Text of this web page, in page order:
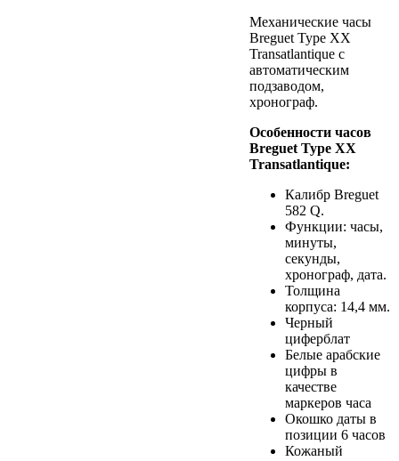
Механические часы
Breguet Type XX
Transatlantique с
автоматическим
подзаводом,
хронограф.
Особенности часов
Breguet Type XX
Transatlantique:
Калибр Breguet
582 Q.
Функции: часы,
минуты,
секунды,
хронограф, дата.
Толщина
корпуса: 14,4 мм.
Черный
циферблат
Белые арабские
цифры в
качестве
маркеров часа
Окошко даты в
позиции 6 часов
Кожаный